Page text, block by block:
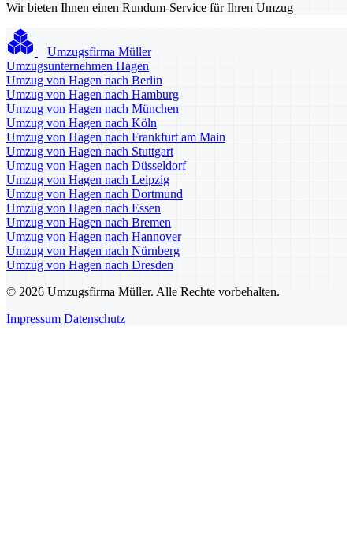
Wir bieten Ihnen einen Rundum-Service für Ihren Umzug
Umzugsfirma Müller
Umzugsunternehmen Hagen
Umzug von Hagen nach Berlin
Umzug von Hagen nach Hamburg
Umzug von Hagen nach München
Umzug von Hagen nach Köln
Umzug von Hagen nach Frankfurt am Main
Umzug von Hagen nach Stuttgart
Umzug von Hagen nach Düsseldorf
Umzug von Hagen nach Leipzig
Umzug von Hagen nach Dortmund
Umzug von Hagen nach Essen
Umzug von Hagen nach Bremen
Umzug von Hagen nach Hannover
Umzug von Hagen nach Nürnberg
Umzug von Hagen nach Dresden
© 2026 Umzugsfirma Müller. Alle Rechte vorbehalten.
Impressum Datenschutz